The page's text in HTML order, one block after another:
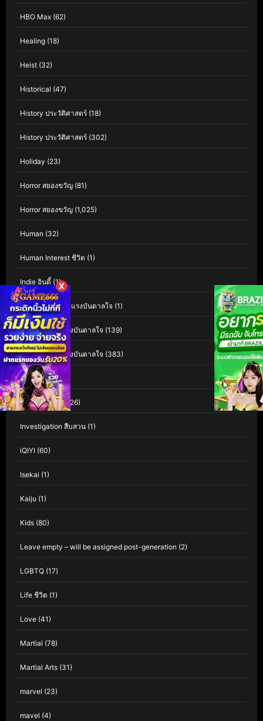
HBO Max (62)
Healing (18)
Heist (32)
Historical (47)
History ประวัติศาสตร์ (18)
History ประวัติศาสตร์ (302)
Holiday (23)
Horror สยองขวัญ (81)
Horror สยองขวัญ (1,025)
Human (32)
Human Interest ชีวิต (1)
Indie อินดี้ (1)
Inspiration สร้างแรงบันดาลใจ (1)
Inspirational แรงบันดาลใจ (139)
Inspirational แรงบันดาลใจ (383)
Interest(3)
Investigation(126)
Investigation สืบสวน (1)
iQIYI (60)
Isekai (1)
Kaiju (1)
Kids (80)
Leave empty – will be assigned post-generation (2)
LGBTQ (17)
Life ชีวิต (1)
Love (41)
Martial (78)
Martial Arts (31)
marvel (23)
mavel (4)
X